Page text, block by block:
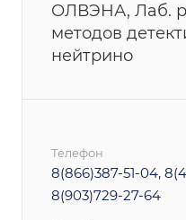
ОЛВЭНА, Лаб.
методов
нейтрино
Телефон
8(866)387-51-04,
8(903)729-27-64